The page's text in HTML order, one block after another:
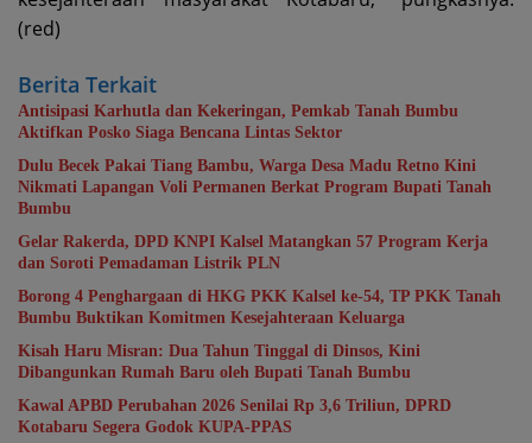
(red)
Berita Terkait
Antisipasi Karhutla dan Kekeringan, Pemkab Tanah Bumbu
Aktifkan Posko Siaga Bencana Lintas Sektor
Dulu Becek Pakai Tiang Bambu, Warga Desa Madu Retno Kini
Nikmati Lapangan Voli Permanen Berkat Program Bupati Tanah
Bumbu
Gelar Rakerda, DPD KNPI Kalsel Matangkan 57 Program Kerja
dan Soroti Pemadaman Listrik PLN
Borong 4 Penghargaan di HKG PKK Kalsel ke-54, TP PKK Tanah
Bumbu Buktikan Komitmen Kesejahteraan Keluarga
Kisah Haru Misran: Dua Tahun Tinggal di Dinsos, Kini
Dibangunkan Rumah Baru oleh Bupati Tanah Bumbu
Kawal APBD Perubahan 2026 Senilai Rp 3,6 Triliun, DPRD
Kotabaru Segera Godok KUPA-PPAS